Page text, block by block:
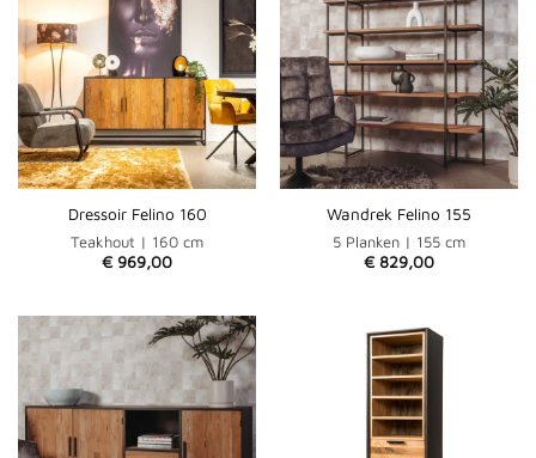
Dressoir Felino 160
Teakhout | 160 cm
€ 969,00
Wandrek Felino 155
5 Planken | 155 cm
€ 829,00